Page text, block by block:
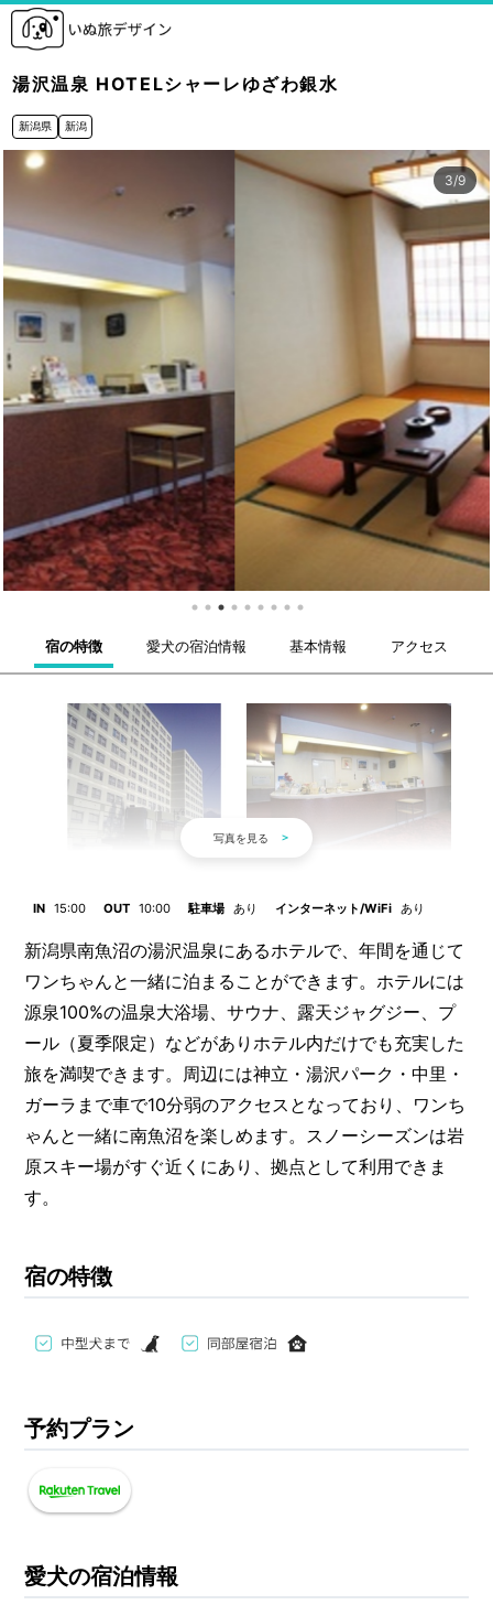
湯沢温泉 HOTELシャーレゆざわ銀水
新潟県 新潟
3/9
宿の特徴 愛犬の宿泊情報 基本情報 アクセス
IN 15:00 OUT 10:00 駐車場 あり インターネット/WiFi あり
新潟県南魚沼の湯沢温泉にあるホテルで、年間を通じて
ワンちゃんと一緒に泊まることができます。ホテルには
源泉100%の温泉大浴場、サウナ、露天ジャグジー、プ
ール（夏季限定）などがありホテル内だけでも充実した
旅を満喫できます。周辺には神立・湯沢パーク・中里・
ガーラまで車で10分弱のアクセスとなっており、ワンち
ゃんと一緒に南魚沼を楽しめます。スノーシーズンは岩
原スキー場がすぐ近くにあり、拠点として利用できま
す。
宿の特徴
予約プラン
愛犬の宿泊情報